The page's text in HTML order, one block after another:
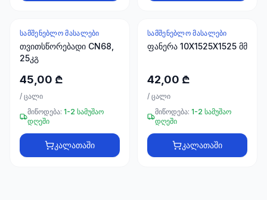
66
33
ᲡᲐᲛᲨᲔᲜᲔᲑᲚᲝ ᲛᲐᲡᲐᲚᲔᲑᲘ
თვითსწორებადი CN68,
25კგ
45,00 ₾
/ ცალი
მიწოდება: 1-2 სამუშაო
დღეში
კალათაში
ᲡᲐᲛᲨᲔᲜᲔᲑᲚᲝ ᲛᲐᲡᲐᲚᲔᲑᲘ
ფანერა 10X1525X1525 მმ
42,00 ₾
/ ცალი
მიწოდება: 1-2 სამუშაო
დღეში
კალათაში